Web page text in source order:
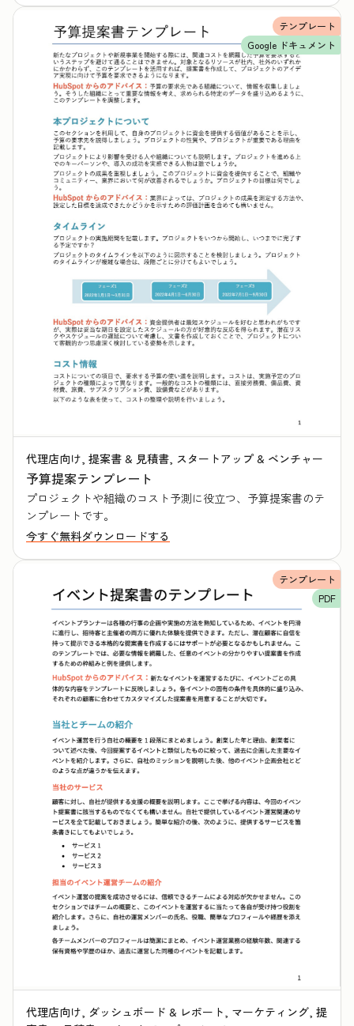
テンプレート
Google ドキュメント
代理店向け, 提案書 & 見積書, スタートアップ & ベンチャー
予算提案テンプレート
プロジェクトや組織のコスト予測に役立つ、予算提案書のテ
ンプレートです。
今すぐ無料ダウンロードする
テンプレート
PDF
代理店向け, ダッシュボード & レポート, マーケティング, 提